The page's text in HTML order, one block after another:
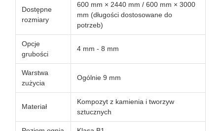
Dostępne
rozmiary
600 mm × 2440 mm / 600 mm × 3000
mm (długości dostosowane do
potrzeb)
Opcje
grubości
4 mm - 8 mm
Warstwa
zużycia
Ogólnie 9 mm
Materiał
Kompozyt z kamienia i tworzyw
sztucznych